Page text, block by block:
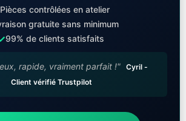
Pièces contrôlées en atelier
gratuite sans minimum
99% de clients satisfaits
rapide, vraiment parfait !" Cyril -
Client vérifié Trustpilot